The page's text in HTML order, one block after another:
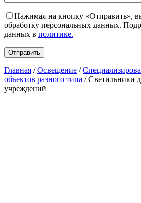
Нажимая на кнопку «Отправить»,
обработку персональных данных.
данных в политике.
Главная /Освещение /
объектов разного типа / Светильники
учреждений